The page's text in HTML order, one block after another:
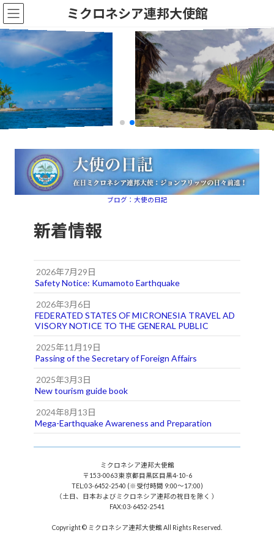
コ
ン
テ
へ
ス
キ
ッ
プ
ナ
ビ
ゲ
ョ
ン
に
移
動
ミクロネシア連邦大使館
ブログ：大使の日記
新着情報
2026年7月29日
Safety Notice: Kumamoto Earthquake
2026年3月6日
FEDERATED STATES OF MICRONESIA TRAVEL AD
VISORY NOTICE TO THE GENERAL PUBLIC
2025年11月19日
Passing of the Secretary of Foreign Affairs
2025年3月3日
New tourism guide book
2024年8月13日
Mega-Earthquake Awareness and Preparation
ミクロネシア連邦大使館
〒153-0063 東京都目黒区目黒4-10-6
TEL:03-6452-2540 (※受付時間 9:00〜17:00)
（土日、日本およびミクロネシア連邦の祝日を除く ）
FAX:03-6452-2541
Copyright © ミクロネシア連邦大使館 All Rights Reserved.